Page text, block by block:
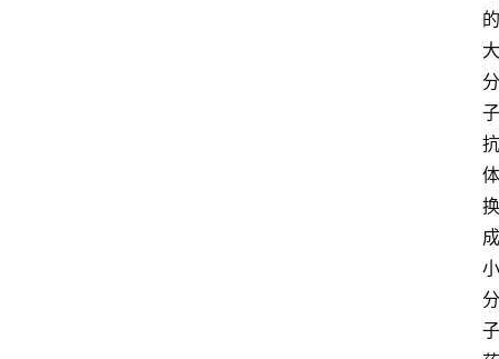
的
大
分
子
抗
体
换
成
小
分
子